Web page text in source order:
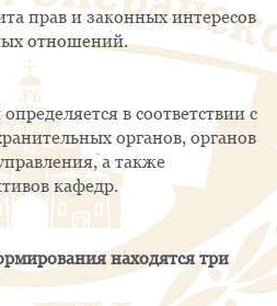
прав и законных интересов
отношений.
в соответствии с
органов, органов
а также
кафедр.
находятся три